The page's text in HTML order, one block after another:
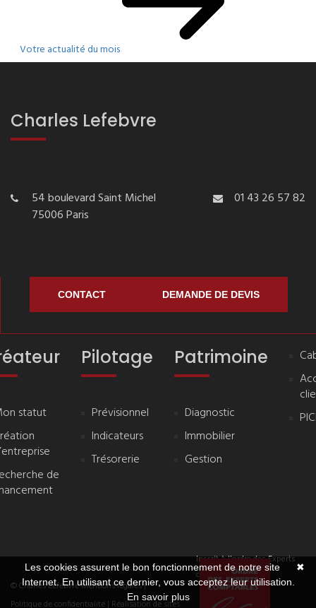
Votre actualité du mois
Charles Lefebvre
54 boulevard Saint Michel
75006 Paris
01 43 26 57 82
CONTACT DEMANDE DE DEVIS
statut
de
Pilotage
Prévisionnel
Indicateurs
Trésorerie
Patrimoine
Diagnostic
Immobilier
Gestion
© Charles LefebvreMentions légales|
Politique de confidentialité | Réalisation de sites
Inscrit à l'ordre des Experts
comptables
✖
Les cookies assurent le bon fonctionnement de notre site
Internet. En utilisant ce dernier, vous acceptez leur utilisation.
En savoir plus